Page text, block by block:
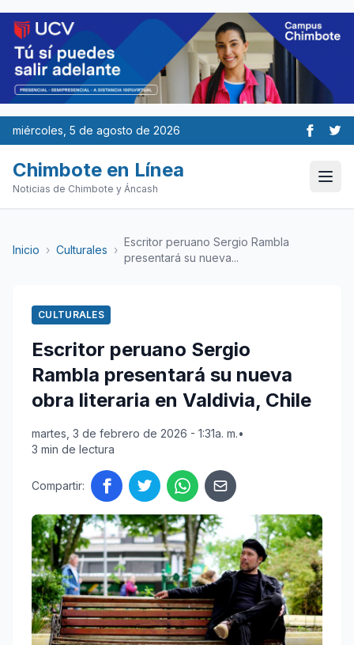
miércoles, 5 de agosto de 2026
Chimbote en Línea
Noticias de Chimbote y Áncash
Inicio › Culturales ›
Escritor peruano Sergio Rambla
presentará su nueva...
CULTURALES
Escritor peruano Sergio
Rambla presentará su nueva
obra literaria en Valdivia, Chile
martes, 3 de febrero de 2026 - 1:31a. m.•
3 min de lectura
Compartir: